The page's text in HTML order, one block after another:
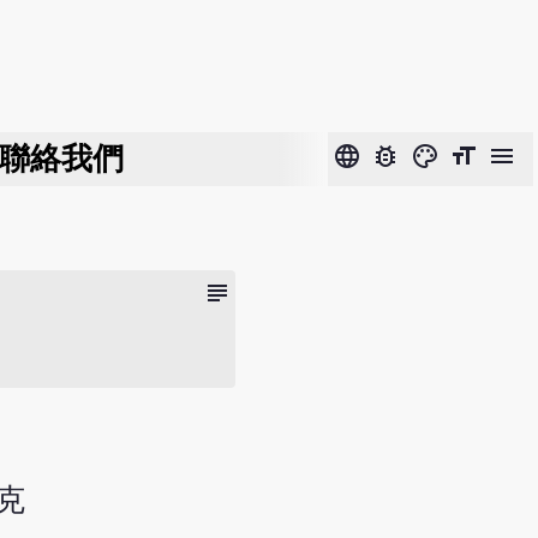
絡我們 language bug_report color_lens format_size menu
subject